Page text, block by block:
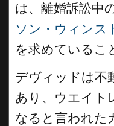
は、離婚訴訟中
ソン・ウィンス
を求めているこ
デヴィッドは不
あり、ウエイト
なると言われた